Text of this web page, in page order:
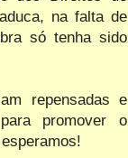
na falta de
só tenha sido
repensadas e
promover o